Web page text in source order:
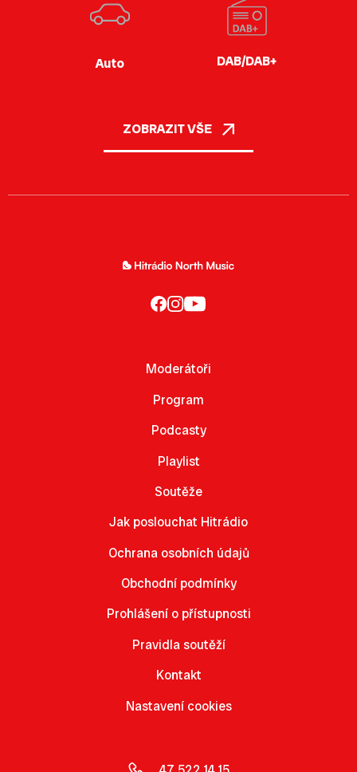
Auto DAB/DAB+
ZOBRAZIT VŠE
Moderátoři
Program
Podcasty
Playlist
Soutěže
Jak poslouchat Hitrádio
Ochrana osobních údajů
Obchodní podmínky
Prohlášení o přístupnosti
Pravidla soutěží
Kontakt
Nastavení cookies